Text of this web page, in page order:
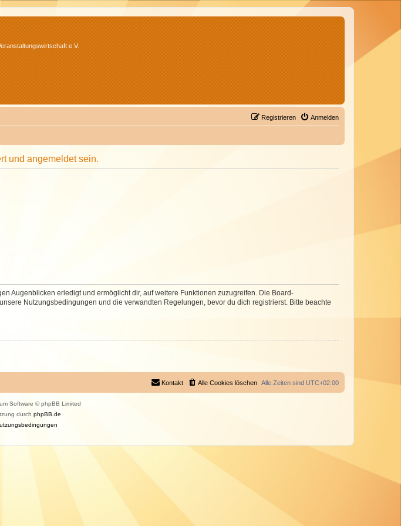
e.V.
Anmelden
Registrieren
und angemeldet sein.
Augenblicken erledigt und ermöglicht dir, auf weitere Funktionen zuzugreifen. Die Board-
Nutzungsbedingungen und die verwandten Regelungen, bevor du dich registrierst. Bitte beachte
Alle Zeiten sind UTC+02:00
Alle Cookies löschen
Kontakt
Software © phpBB Limited
durch phpBB.de